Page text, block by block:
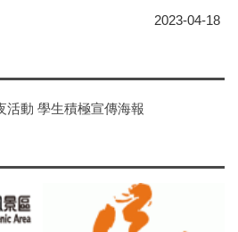
2023-04-18
活動 學生積極宣傳海報